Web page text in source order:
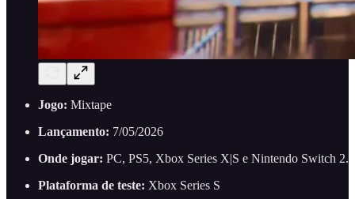
Jogo: Mixtape
Lançamento: 7/05/2026
Onde jogar: PC, PS5, Xbox Series X|S e Nintendo Switch 2.
Plataforma de teste: Xbox Series S